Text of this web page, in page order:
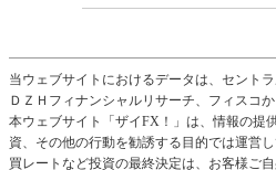
当ウェブサイトにおけるデータは、セント
ＤＺＨフィナンシャルリサーチ、フィスコ
本ウェブサイト「ザイFX！」は、情報の提
資、その他の行動を勧誘する目的では運営
買レートなど投資の最終決定は、お客様ご